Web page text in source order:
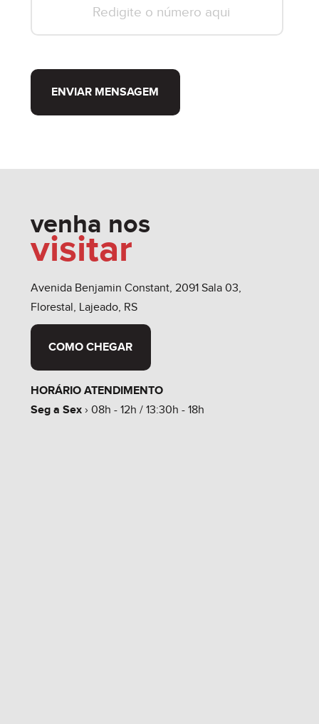
ENVIAR MENSAGEM
venha nos
visitar
Avenida Benjamin Constant, 2091 Sala 03,
Florestal, Lajeado, RS
COMO CHEGAR
HORÁRIO ATENDIMENTO
Seg a Sex› 08h - 12h / 13:30h - 18h